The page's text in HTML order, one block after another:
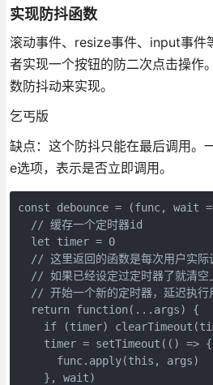
实现防抖函数
滚动事件、resize事件、input事件
者实现一个按钮的防二次点击操作
数防抖动来实现。
乞丐版
缺点：这个防抖只能在最后调用。
e选项，表示是否立即调用。
const debounce = (func, wait
  // 缓存一个定时器id
  let timer = 0
// 这里返回的函数是每次用户实际
// 如果已经设定过定时器了就清空
// 开始一个新的定时器，延迟执行
  return function(...args) {
if (timer)
    timer = setTimeout(() => {
      func.apply(this, args)
    }, wait)